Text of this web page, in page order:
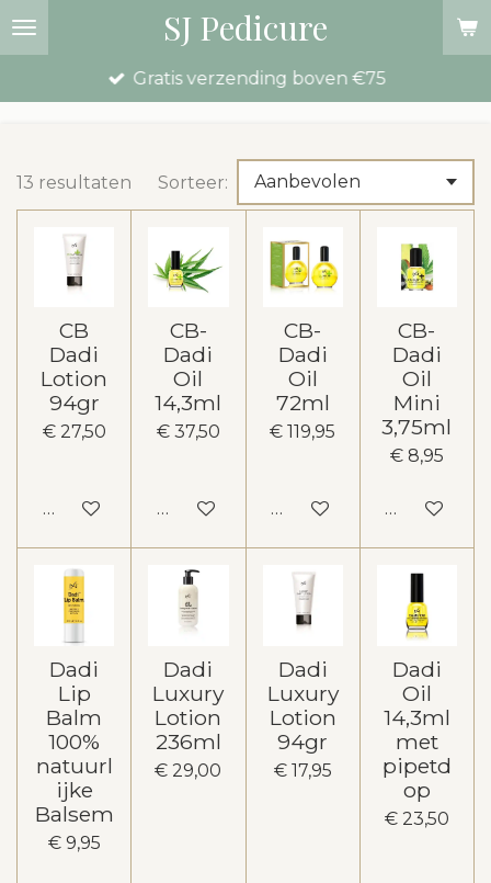
Ga
direct
SJ Pedicure
Gratis verzending boven €75
13 resultaten Sorteer:
CB
Dadi
Lotion
94gr
€ 27,50
In winkelwagen
CB-
Dadi
Oil
14,3ml
€ 37,50
In winkelwagen
CB-
Dadi
Oil
72ml
€ 119,95
In winkelwagen
CB-
Dadi
Oil
Mini
3,75ml
€ 8,95
In
Dadi
Lip
Balm
100%
natuurl
ijke
Balsem
€ 9,95
Dadi
Luxury
Lotion
236ml
€ 29,00
Dadi
Luxury
Lotion
94gr
€ 17,95
Dadi
Oil
14,3ml
met
pipetd
op
€ 23,50